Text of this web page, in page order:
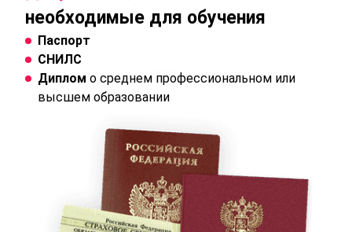
необходимые для обучения
Паспорт
СНИЛС
Диплом о среднем профессиональном или
высшем образовании